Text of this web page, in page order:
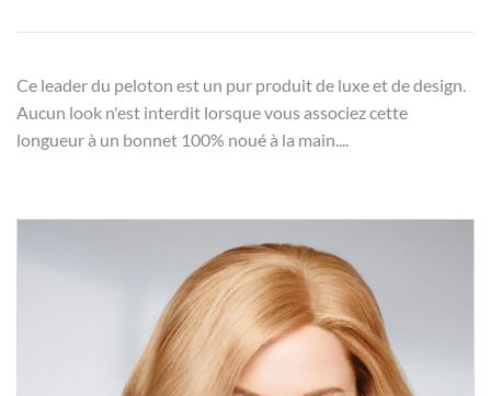
Ce leader du peloton est un pur produit de luxe et de design.
Aucun look n'est interdit lorsque vous associez cette
longueur à un bonnet 100% noué à la main....